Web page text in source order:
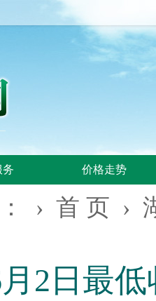
务 价格走势
› 首 页 ›
月2日最